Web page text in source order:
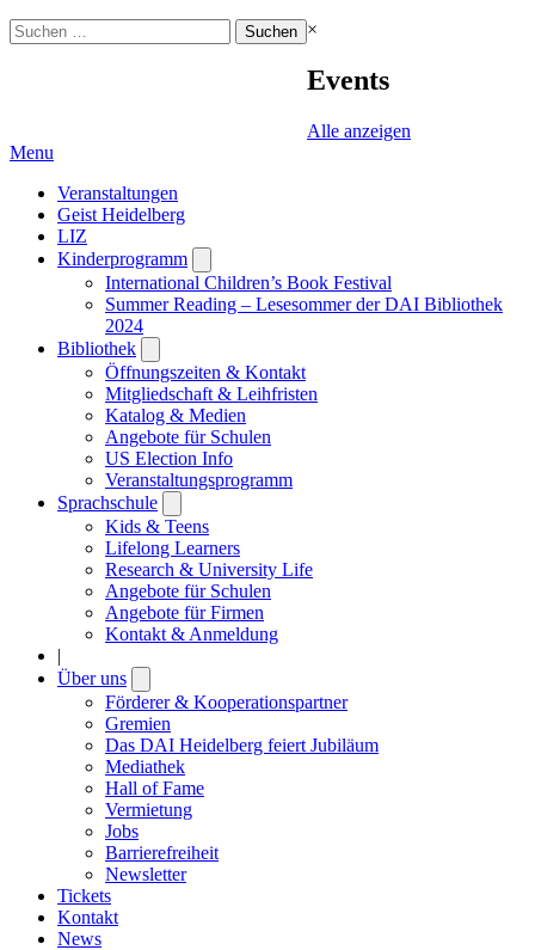
Suchen
nach:
×
Events
Alle anzeigen
Menu
Veranstaltungen
Geist Heidelberg
LIZ
Kinderprogramm
submenu
International Children’s Book Festival
Summer Reading – Lesesommer der DAI Bibliothek
2024
Bibliothek
submenu
Öffnungszeiten & Kontakt
Mitgliedschaft & Leihfristen
Katalog & Medien
Angebote für Schulen
US Election Info
Veranstaltungsprogramm
Sprachschule
submenu
Kids & Teens
Lifelong Learners
Research & University Life
Angebote für Schulen
Angebote für Firmen
Kontakt & Anmeldung
|
Über uns
submenu
Förderer & Kooperationspartner
Gremien
Das DAI Heidelberg feiert Jubiläum
Mediathek
Hall of Fame
Vermietung
Jobs
Barrierefreiheit
Newsletter
Tickets
Kontakt
News